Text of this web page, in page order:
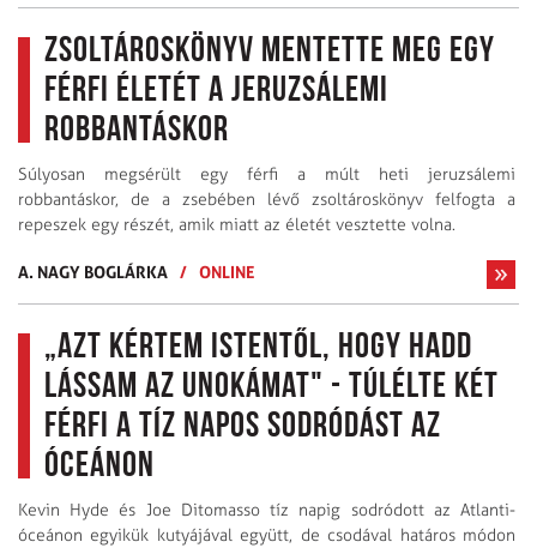
Zsoltároskönyv mentette meg egy
férfi életét a jeruzsálemi
robbantáskor
Súlyosan megsérült egy férfi a múlt heti jeruzsálemi
robbantáskor, de a zsebében lévő zsoltároskönyv felfogta a
repeszek egy részét, amik miatt az életét vesztette volna.
A. NAGY BOGLÁRKA / ONLINE
„Azt kértem Istentől, hogy hadd
lássam az unokámat" - túlélte két
férfi a tíz napos sodródást az
óceánon
Kevin Hyde és Joe Ditomasso tíz napig sodródott az Atlanti-
óceánon egyikük kutyájával együtt, de csodával határos módon